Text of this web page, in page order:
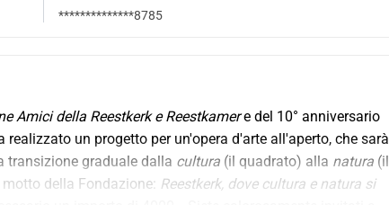
**************8785
Amici della Reestkerk e Reestkamer e del 10° anniversario
un progetto per un'opera d'arte all'aperto, che sarà
transizione graduale dalla cultura (il quadrato) alla natura (il
della Fondazione: Reestkerk, dove cultura e natura si